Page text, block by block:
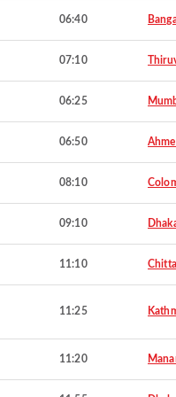
06:40
07:10
06:25
06:50
08:10
09:10
11:10
11:25
11:20